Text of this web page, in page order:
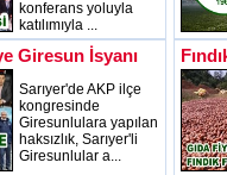
konferans yoluyla
katılımıyla ...
Giresun İsyanı
Sarıyer'de AKP ilçe
kongresinde
Giresunlulara yapılan
haksızlık, Sarıyer'li
Giresunlular a...